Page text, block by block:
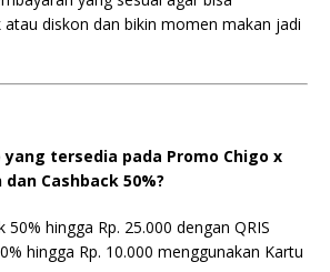
diskon dan bikin momen makan jadi
yang tersedia pada Promo Chigo x
Cashback 50%?
50% hingga Rp. 25.000 dengan QRIS
hingga Rp. 10.000 menggunakan Kartu